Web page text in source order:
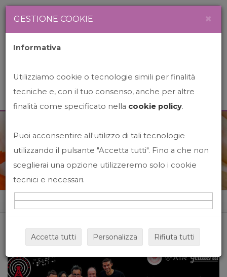
News&Events
Home News&events
GESTIONE COOKIE ×
Informativa
Utilizziamo cookie o tecnologie simili per finalità
tecniche e, con il tuo consenso, anche per altre
finalità come specificato nella cookie policy.
Puoi acconsentire all'utilizzo di tali tecnologie
utilizzando il pulsante "Accetta tutti". Fino a che non
sceglierai una opzione utilizzeremo solo i cookie
tecnici e necessari.
Accetta tutti Personalizza Rifiuta tutti